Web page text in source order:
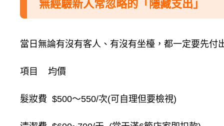
無經驗新人常忽略的「隱藏支出」
當日無論有沒有客人、有沒有坐檯，都一定要先付
項目 均價
髮妝費 $500～550/次(可自理但要檢視)